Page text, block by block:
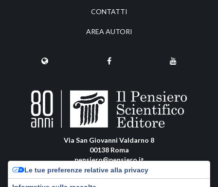
CONTATTI
AREA AUTORI
Via San Giovanni Valdarno 8
00138 Roma
pensiero@pensiero.it
amministrazione@pec.pensiero.com
Le tue preferenze relative alla privacy